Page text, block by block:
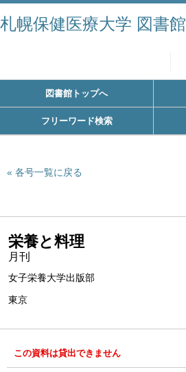
札幌保健医療大学 図書館
図書館トップへ
フリーワード検索
各号一覧に戻る
栄養と料理
月刊
女子栄養大学出版部
東京
この資料は貸出できません